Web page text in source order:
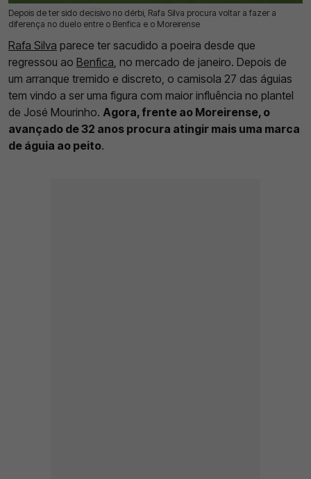
Depois de ter sido decisivo no dérbi, Rafa Silva procura voltar a fazer a
diferença no duelo entre o Benfica e o Moreirense
25 Abr 2026 | 10:21 | 0
Rafa Silva parece ter sacudido a poeira desde que
regressou ao Benfica, no mercado de janeiro. Depois de
um arranque tremido e discreto, o camisola 27 das águias
tem vindo a ser uma figura com maior influência no plantel
de José Mourinho. Agora, frente ao Moreirense, o
avançado de 32 anos procura atingir mais uma marca
de águia ao peito.